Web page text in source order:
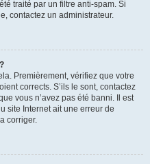
traité par un filtre anti-spam. Si
contactez un administrateur.
Premièrement, vérifiez que votre
corrects. S’ils le sont, contactez
vous n’avez pas été banni. Il est
site Internet ait une erreur de
corriger.